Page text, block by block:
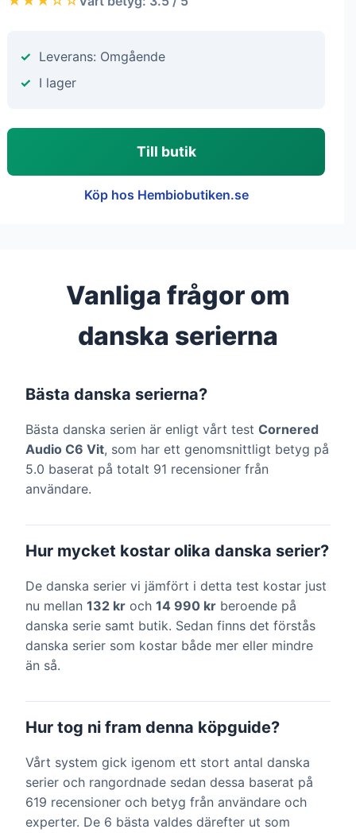
Leverans: Omgående
I lager
Till butik
Köp hos Hembiobutiken.se
Vanliga frågor om
danska serierna
Bästa danska serierna?
Bästa danska serien är enligt vårt test Cornered
Audio C6 Vit, som har ett genomsnittligt betyg på
5.0 baserat på totalt 91 recensioner från
användare.
Hur mycket kostar olika danska serier?
De danska serier vi jämfört i detta test kostar just
nu mellan 132 kr och 14 990 kr beroende på
danska serie samt butik. Sedan finns det förstås
danska serier som kostar både mer eller mindre
än så.
Hur tog ni fram denna köpguide?
Vårt system gick igenom ett stort antal danska
serier och rangordnade sedan dessa baserat på
619 recensioner och betyg från användare och
experter. De 6 bästa valdes därefter ut som